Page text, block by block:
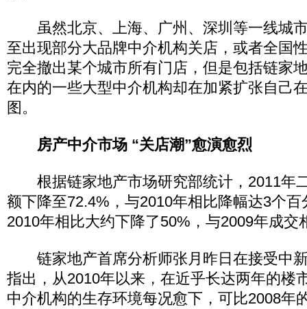
虽然北京、上海、广州、深圳等一线城市
至出现部分大品牌中介机构关店，或者全国
完全撤出某个城市所有门店，但是包括链家
在内的一些大型中介机构却在加紧扩张自己
图。
房产中介市场 “关店潮”愈演愈烈
根据链家地产市场研究部统计，2011年
额下降至72.4%，与2010年相比降幅达3个
2010年相比大约下降了50%，与2009年成交
链家地产首席分析师张月昨日在接受中
指出，从2010年以来，在近乎长达两年的楼
中介机构的生存环境每况愈下，可比2008年